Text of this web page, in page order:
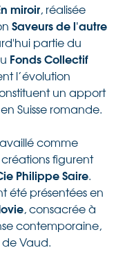
miroir, réalisée
Saveurs de l'autre
partie du
Fonds Collectif
l’évolution
un apport
Suisse romande.
comme
figurent
Philippe Saire.
été présentées en
, consacrée à
contemporaine,
Vaud.